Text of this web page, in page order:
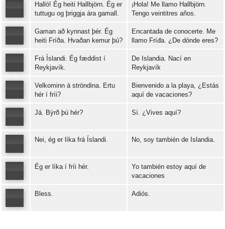
Error loading: "https://www.idiomaspc.com/curso-aprender-islandes-basico/audio/3004.mp3"
Halló! Ég heiti Hallbjörn. Ég er
tuttugu og þriggja ára gamall.
¡Hola! Me llamo Hallbjörn.
Tengo veintitres años.
Gaman að kynnast þér. Ég
heiti Fríða. Hvaðan kemur þú?
Encantada de conocerte. Me
llamo Fríđa. ¿De dónde eres?
Error loading: "https://www.idiomaspc.com/curso-aprender-islandes-basico/audio/3006.mp3"
Frá Íslandi. Ég fæddist í
Reykjavík.
De Islandia. Nací en
Reykjavík
Velkominn á ströndina. Ertu
hér í fríi?
Bienvenido a la playa, ¿Estás
aquí de vacaciones?
Error loading: "https://www.idiomaspc.com/curso-aprender-islandes-basico/audio/3008.mp3"
Já. Býrð þú hér? Sí. ¿Vives aquí?
Nei, ég er líka frá Íslandi. No, soy también de Islandia.
Ég er líka í fríi hér.
Yo también estoy aquí de
vacaciones
Bless. Adiós.